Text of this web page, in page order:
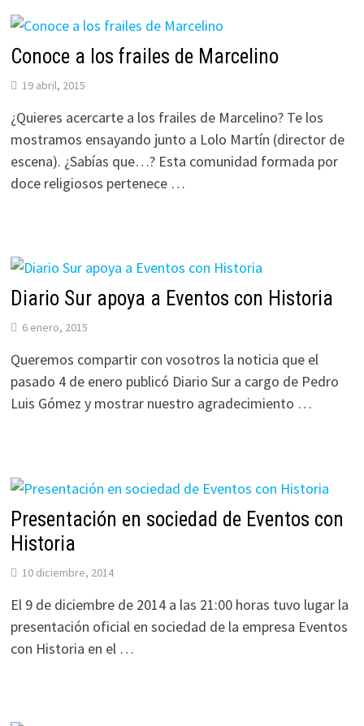
Conoce a los frailes de Marcelino
19 abril, 2015
¿Quieres acercarte a los frailes de Marcelino? Te los
mostramos ensayando junto a Lolo Martín (director de
escena). ¿Sabías que…? Esta comunidad formada por
doce religiosos pertenece …
Diario Sur apoya a Eventos con Historia
6 enero, 2015
Queremos compartir con vosotros la noticia que el
pasado 4 de enero publicó Diario Sur a cargo de Pedro
Luis Gómez y mostrar nuestro agradecimiento …
Presentación en sociedad de Eventos con
Historia
10 diciembre, 2014
El 9 de diciembre de 2014 a las 21:00 horas tuvo lugar la
presentación oficial en sociedad de la empresa Eventos
con Historia en el …